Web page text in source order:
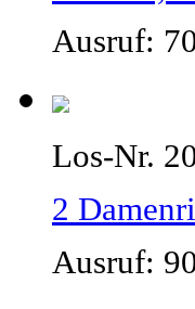
Ausruf:
Los-Nr.
2
Ausruf: